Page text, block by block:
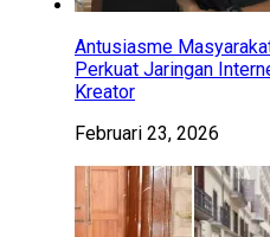
Antusiasme
Perkuat Jaringan
Kreator
Februari 23, 2026